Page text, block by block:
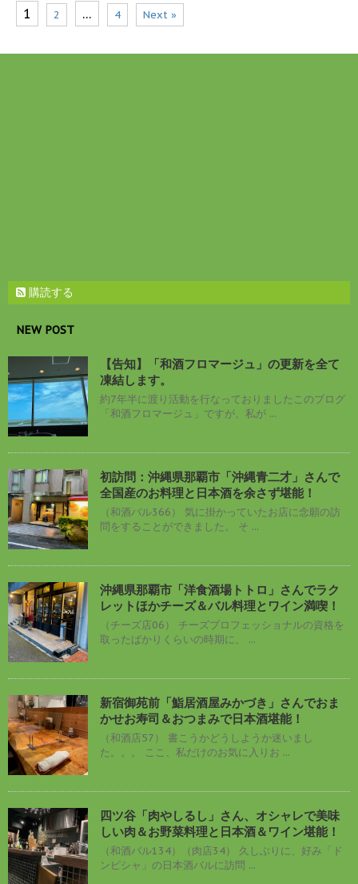
1 2 … 4 Next »
購読する
NEW POST
【告知】「和酒フロマージュ」の更新を全て
凍結します。
約7年半に渡り活動を行なっておりましたこのブログ
「和酒フロマージュ」ですが、私が ...
初訪問：沖縄県那覇市「沖縄青二才」さんで
全国産のお料理と日本酒を余さず堪能！
（和酒バル366） 気に掛かっていたお店に念願の訪
問をすることができました。 そ ...
沖縄県那覇市「洋食酒場トトロ」さんでラク
レットほかチーズ＆バル料理とワイン満喫！
（チーズ店06） チーズプロフェッショナルの資格を
取ったばかりくらいの時期に、 ...
新宿御苑前「鮨居酒屋みかづき」さんでおま
かせお寿司＆おつまみで日本酒堪能！
（和酒店57） 書こうかどうしようか迷いまし
た。。。 ここ、私だけのお気に入りお ...
四ツ谷「肉やしるし」さん、オシャレで美味
しい肉＆お野菜料理と日本酒＆ワイン堪能！
（和酒バル134）（肉店34） 久しぶりに、好み「ド
ンピシャ」の日本酒バルに訪問 ...